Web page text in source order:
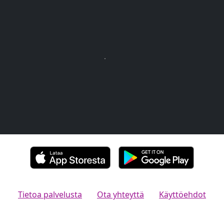
Tietoa palvelusta Ota yhteyttä Käyttöehdot